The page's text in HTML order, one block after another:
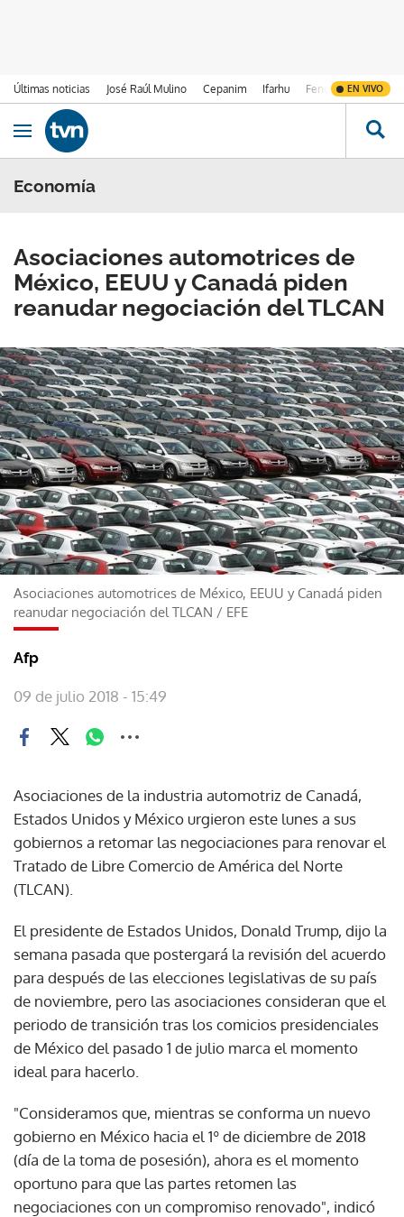
Últimas noticias José Raúl Mulino Cepanim Ifarhu Fenómeno de El
EN VIVO
Ir al contenido
Obrir navegació
Economía
Asociaciones automotrices de
México, EEUU y Canadá piden
reanudar negociación del TLCAN
Asociaciones automotrices de México, EEUU y Canadá piden
reanudar negociación del TLCAN / EFE
Afp
09 de julio 2018 - 15:49
Asociaciones de la industria automotriz de Canadá,
Estados Unidos y México urgieron este lunes a sus
gobiernos a retomar las negociaciones para renovar el
Tratado de Libre Comercio de América del Norte
(TLCAN).
El presidente de Estados Unidos, Donald Trump, dijo la
semana pasada que postergará la revisión del acuerdo
para después de las elecciones legislativas de su país
de noviembre, pero las asociaciones consideran que el
periodo de transición tras los comicios presidenciales
de México del pasado 1 de julio marca el momento
ideal para hacerlo.
"Consideramos que, mientras se conforma un nuevo
gobierno en México hacia el 1º de diciembre de 2018
(día de la toma de posesión), ahora es el momento
oportuno para que las partes retomen las
negociaciones con un compromiso renovado", indicó